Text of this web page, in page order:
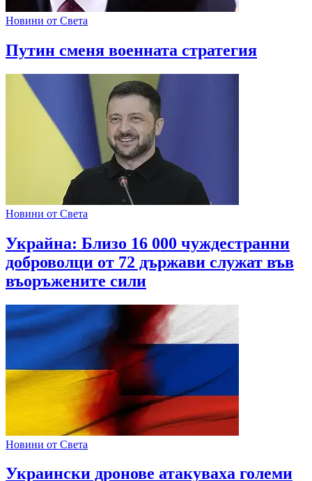
Новини от Света
Путин сменя военната стратегия
Новини от Света
Украйна: Близо 16 000 чуждестранни
доброволци от 72 държави служат във
въоръжените сили
Новини от Света
Украински дронове атакуваха големи